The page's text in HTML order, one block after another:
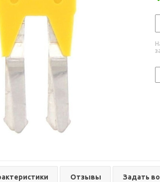
Отзывы Задать